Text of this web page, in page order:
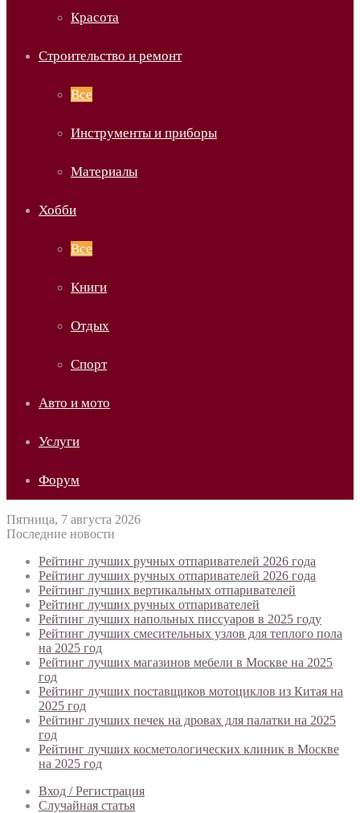
Красота
Строительство и ремонт
Все
Инструменты и приборы
Материалы
Хобби
Все
Книги
Отдых
Спорт
Авто и мото
Услуги
Форум
Пятница, 7 августа 2026
Последние новости
Рейтинг лучших ручных отпаривателей 2026 года
Рейтинг лучших ручных отпаривателей 2026 года
Рейтинг лучших вертикальных отпаривателей
Рейтинг лучших ручных отпаривателей
Рейтинг лучших напольных писсуаров в 2025 году
Рейтинг лучших смесительных узлов для теплого пола
на 2025 год
Рейтинг лучших магазинов мебели в Москве на 2025
год
Рейтинг лучших поставщиков мотоциклов из Китая на
2025 год
Рейтинг лучших печек на дровах для палатки на 2025
год
Рейтинг лучших косметологических клиник в Москве
на 2025 год
Вход / Регистрация
Случайная статья